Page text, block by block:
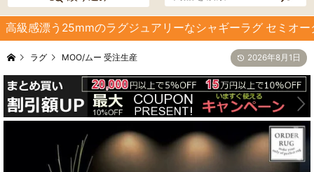
ト・
絨
毯
ア・
玄
関
マ
ッ
ネ
ル
型
オ
プ
シ
ョ
ン・
高級感漂う25mmのラグジュアリーなシャギーラグ セミオ
ラグ MOO/ムー 受注生産 2026年8月1日